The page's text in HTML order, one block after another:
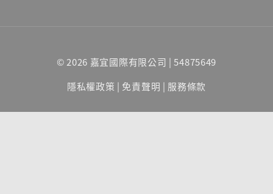
© 2026 嘉宜國際有限公司 | 54875649
隱私權政策 | 免責聲明 | 服務條款